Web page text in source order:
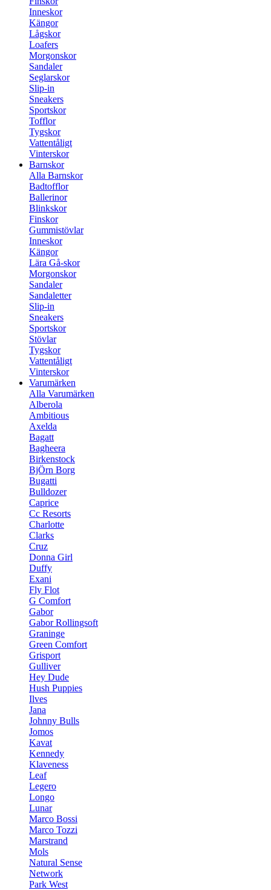
Inneskor
Kängor
Lågskor
Loafers
Morgonskor
Sandaler
Seglarskor
Slip-in
Sneakers
Sportskor
Tofflor
Tygskor
Vattentåligt
Vinterskor
Barnskor
Alla Barnskor
Badtofflor
Ballerinor
Blinkskor
Finskor
Gummistövlar
Inneskor
Kängor
Lära Gå-skor
Morgonskor
Sandaler
Sandaletter
Slip-in
Sneakers
Sportskor
Stövlar
Tygskor
Vattentåligt
Vinterskor
Varumärken
Alla Varumärken
Alberola
Ambitious
Axelda
Bagatt
Bagheera
Birkenstock
BjÖrn Borg
Bugatti
Bulldozer
Caprice
Cc Resorts
Charlotte
Clarks
Cruz
Donna Girl
Duffy
Exani
Fly Flot
G Comfort
Gabor
Gabor Rollingsoft
Graninge
Green Comfort
Grisport
Gulliver
Hey Dude
Hush Puppies
Ilves
Jana
Johnny Bulls
Jomos
Kavat
Kennedy
Klaveness
Leaf
Legero
Longo
Lunar
Marco Bossi
Marco Tozzi
Marstrand
Mols
Natural Sense
Network
Park West